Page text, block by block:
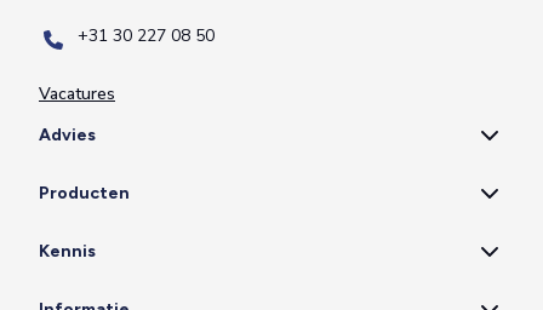
+31 30 227 08 50
Vacatures
Advies
Producten
Kennis